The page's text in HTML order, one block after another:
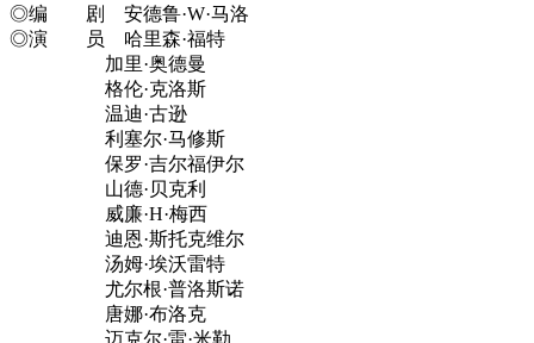
◎编 剧 安德鲁·W·马洛
◎演 员 哈里森·福特
加里·奥德曼
格伦·克洛斯
温迪·古逊
利塞尔·马修斯
保罗·吉尔福伊尔
山德·贝克利
威廉·H·梅西
迪恩·斯托克维尔
汤姆·埃沃雷特
尤尔根·普洛斯诺
唐娜·布洛克
迈克尔·雷·米勒